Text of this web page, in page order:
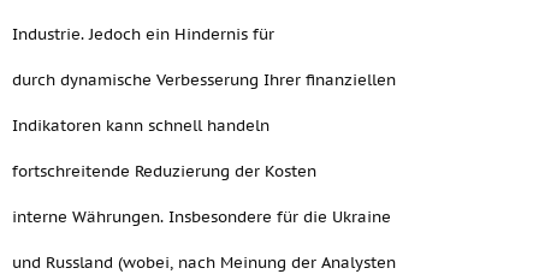
Industrie. Jedoch ein Hindernis für
durch dynamische Verbesserung Ihrer finanziellen
Indikatoren kann schnell handeln
fortschreitende Reduzierung der Kosten
interne Währungen. Insbesondere für die Ukraine
und Russland (wobei, nach Meinung der Analysten